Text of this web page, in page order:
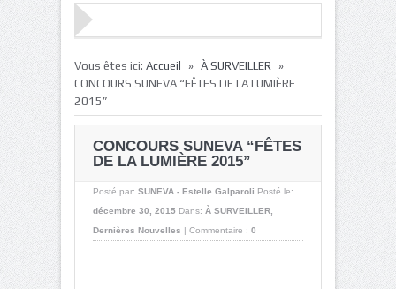
Vous êtes ici: Accueil » À SURVEILLER »
CONCOURS SUNEVA “FÊTES DE LA LUMIÈRE
2015”
CONCOURS SUNEVA “FÊTES
DE LA LUMIÈRE 2015”
Posté par: SUNEVA - Estelle Galparoli Posté le:
décembre 30, 2015 Dans: À SURVEILLER
Dernières Nouvelles | Commentaire : 0